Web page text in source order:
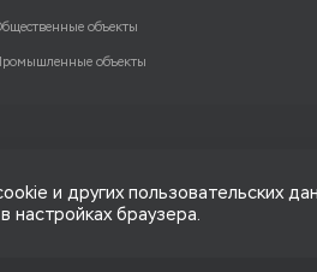
объекты
объекты
и других пользовательских
настройках браузера.